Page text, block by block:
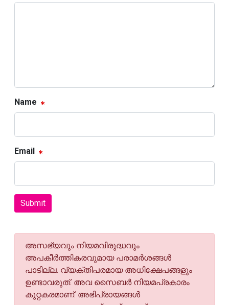
Name
Email
Submit
അസഭ്യവും നിയമവിരുദ്ധവും
അപകീര്‍ത്തികരവുമായ പരാമര്‍ശങ്ങള്‍
പാടില്ല. വ്യക്തിപരമായ അധിക്ഷേപങ്ങളും
ഉണ്ടാവരുത്. അവ സൈബര്‍ നിയമപ്രകാരം
കുറ്റകരമാണ്. അഭിപ്രായങ്ങള്‍